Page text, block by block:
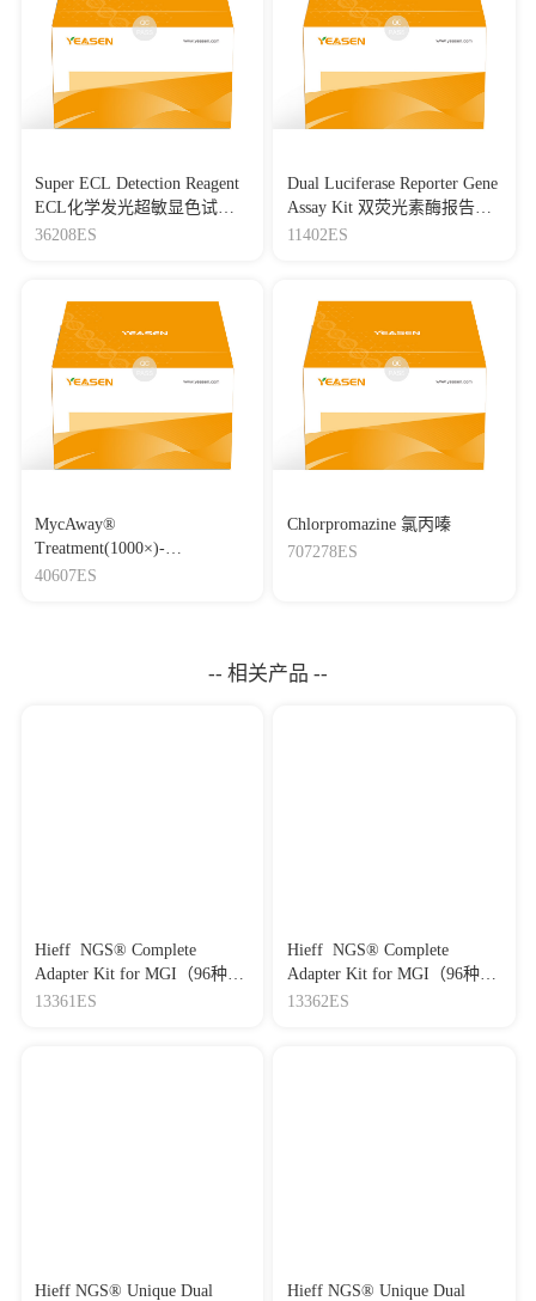
Super ECL Detection Reagent
ECL化学发光超敏显色试剂
盒
36208ES
Dual Luciferase Reporter Gene
Assay Kit 双荧光素酶报告基
因检测试剂盒
11402ES
MycAway®
Treatment(1000×)-
Mycoplasma Elimination
40607ES
Chlorpromazine 氯丙嗪
707278ES
-- 相关产品 --
Hieff NGS® Complete
Adapter Kit for MGI（96种单
端长接头index，MGI平台，
13361ES
Hieff NGS® Complete
Adapter Kit for MGI（96种单
端长接头index，MGI平台，
13362ES
Hieff NGS® Unique Dual
Hieff NGS® Unique Dual